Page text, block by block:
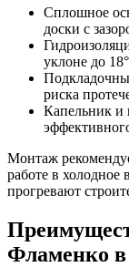
Сплошное
доски с
уклоне до
риска
Капельник и
Монтаж
работе в холодное
прогревают
Фламенко в